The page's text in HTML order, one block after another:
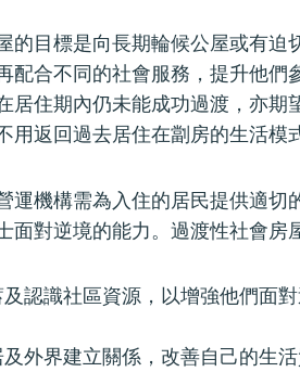
目標是向長期輪候公屋或有
合不同的社會服務，提升他
住期內仍未能成功過渡，亦
返回過去居住在劏房的生活模
運機構需為入住的居民提供適
對逆境的能力。過渡性社會房
認識社區資源，以增強他們面
外界建立關係，改善自己的生